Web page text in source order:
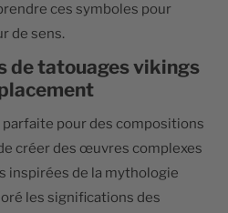
ces symboles pour
de sens.
de tatouages vikings
pour des compositions
créer des œuvres complexes
inspirées de la mythologie
les significations des